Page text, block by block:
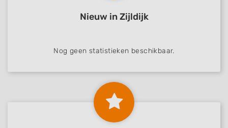
Nieuw in Zijldijk
Nog geen statistieken beschikbaar.